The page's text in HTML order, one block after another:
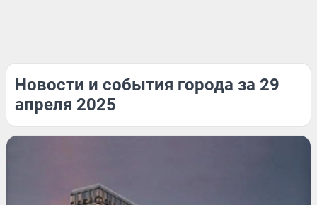
Новости и события города за 29
апреля 2025